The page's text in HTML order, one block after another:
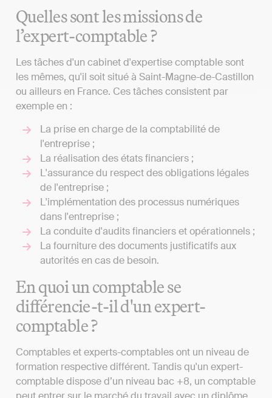
Quelles sont les missions de
l’expert-comptable ?
Les tâches d'un cabinet d'expertise comptable sont
les mêmes, qu'il soit situé à Saint-Magne-de-Castillon
ou ailleurs en France. Ces tâches consistent par
exemple en :
La prise en charge de la comptabilité de
l'entreprise ;
La réalisation des états financiers ;
L'assurance du respect des obligations légales
de l'entreprise ;
L'implémentation des processus numériques
dans l'entreprise ;
La conduite d'audits financiers et opérationnels ;
La fourniture des documents justificatifs aux
autorités en cas de besoin.
En quoi un comptable se
différencie-t-il d'un expert-
comptable ?
Comptables et experts-comptables ont un niveau de
formation respective différent. Tandis qu'un expert-
comptable dispose d’un niveau bac +8, un comptable